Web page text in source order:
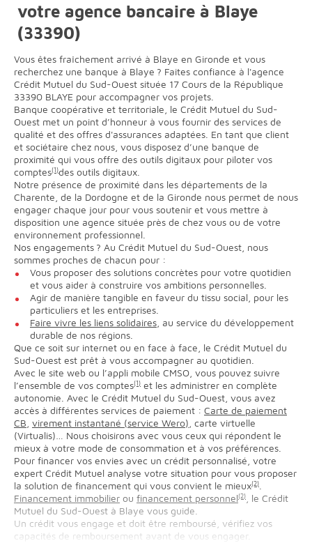
votre agence bancaire à Blaye
(33390)
Vous êtes fraîchement arrivé à Blaye en Gironde et vous
recherchez une banque à Blaye ? Faites confiance à l'agence
Crédit Mutuel du Sud-Ouest située 17 Cours de la République
33390 BLAYE pour accompagner vos projets.
Banque coopérative et territoriale, le Crédit Mutuel du Sud-
Ouest met un point d’honneur à vous fournir des services de
qualité et des offres d'assurances adaptées. En tant que client
et sociétaire chez nous, vous disposez d’une banque de
proximité qui vous offre des outils digitaux pour piloter vos
comptes(1)des outils digitaux.
Notre présence de proximité dans les départements de la
Charente, de la Dordogne et de la Gironde nous permet de nous
engager chaque jour pour vous soutenir et vous mettre à
disposition une agence située près de chez vous ou de votre
environnement professionnel.
Nos engagements ? Au Crédit Mutuel du Sud-Ouest, nous
sommes proches de chacun pour :
Vous proposer des solutions concrètes pour votre quotidien
et vous aider à construire vos ambitions personnelles.
Agir de manière tangible en faveur du tissu social, pour les
particuliers et les entreprises.
Faire vivre les liens solidaires , au service du développement
durable de nos régions.
Que ce soit sur internet ou en face à face, le Crédit Mutuel du
Sud-Ouest est prêt à vous accompagner au quotidien.
Avec le site web ou l’appli mobile CMSO, vous pouvez suivre
l’ensemble de vos comptes(1) et les administrer en complète
autonomie. Avec le Crédit Mutuel du Sud-Ouest, vous avez
accès à différentes services de paiement : Carte de paiement
CB virement instantané (service Wero) , carte virtuelle
(Virtualis)… Nous choisirons avec vous ceux qui répondent le
mieux à votre mode de consommation et à vos préférences.
Pour financer vos envies avec un crédit personnalisé, votre
expert Crédit Mutuel analyse votre situation pour vous proposer
la solution de financement qui vous convient le mieux(2)
Financement immobilier ou financement personnel(2)
, le Crédit
Mutuel du Sud-Ouest à Blaye vous guide.
Un crédit vous engage et doit être remboursé, vérifiez vos
capacités de remboursement avant de vous engager.